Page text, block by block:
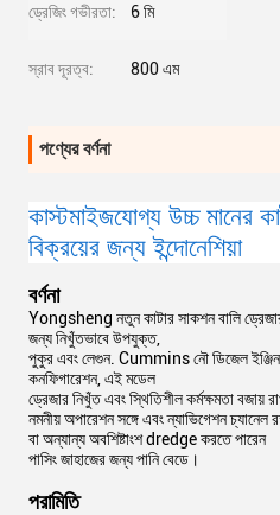
ড্রেজিং গভীরতা: 6 মি
স্রাব দূরত্ব: 800 এম
পণ্যের বর্ণনা
কাস্টমাইজযোগ্য উচ্চ মানের
বিক্রয়ের জন্য ইন্দোনেশিয়া
বর্ণনা
Yongsheng নতুন কাটার সাকশন বালি ড্রেজার
জন্য নিখুঁতভাবে উপযুক্ত,
পুকুর এবং লেগুন. Cummins নৌ ডিজেল
কনফিগারেশন, এই মডেল
ড্রেজার নিখুঁত এবং স্থিতিশীল কর্মক্ষমতা বজায়
নমনীয় অপারেশন সঙ্গে এবং ন্যাভিগেশন চ্যানেল
বা অন্যান্য অবশিষ্টাংশ dredge করতে পারেন
পাসিং জাহাজের জন্য পানি বেডে।
পরামিতি